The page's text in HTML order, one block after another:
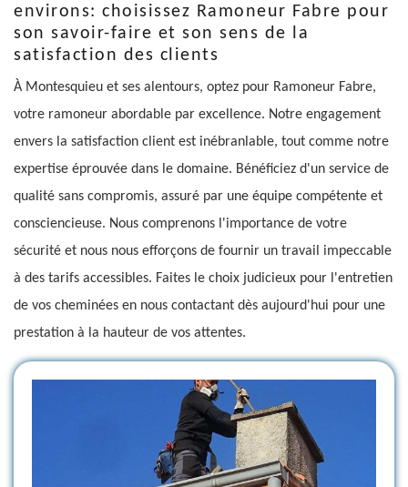
environs: choisissez Ramoneur Fabre pour
son savoir-faire et son sens de la
satisfaction des clients
À Montesquieu et ses alentours, optez pour Ramoneur Fabre,
votre ramoneur abordable par excellence. Notre engagement
envers la satisfaction client est inébranlable, tout comme notre
expertise éprouvée dans le domaine. Bénéficiez d'un service de
qualité sans compromis, assuré par une équipe compétente et
consciencieuse. Nous comprenons l'importance de votre
sécurité et nous nous efforçons de fournir un travail impeccable
à des tarifs accessibles. Faites le choix judicieux pour l'entretien
de vos cheminées en nous contactant dès aujourd'hui pour une
prestation à la hauteur de vos attentes.